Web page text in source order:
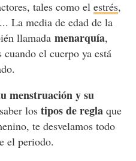
tales como el estrés,
La media de edad de la
llamada menarquía,
cuando el cuerpo ya está
menstruación y su
los tipos de reglaque
te desvelamos todo
el periodo.